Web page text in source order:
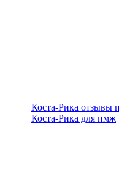
Коста-Рика отзывы
Коста-Рика для пмж